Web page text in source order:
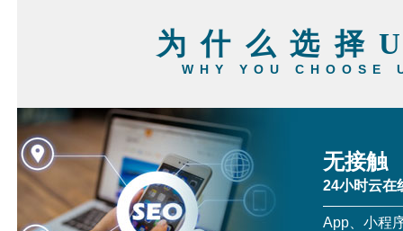
为什么选择
WHY YOU CHOOSE
无接触
24小时云在
App、小程